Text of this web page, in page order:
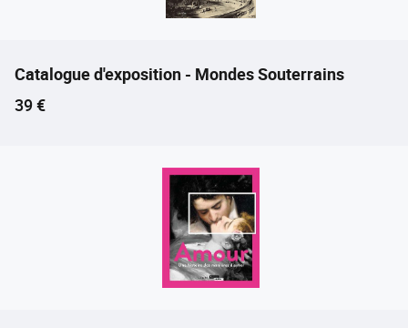
Catalogue d'exposition - Mondes Souterrains
Prix ​​actuel
39 €